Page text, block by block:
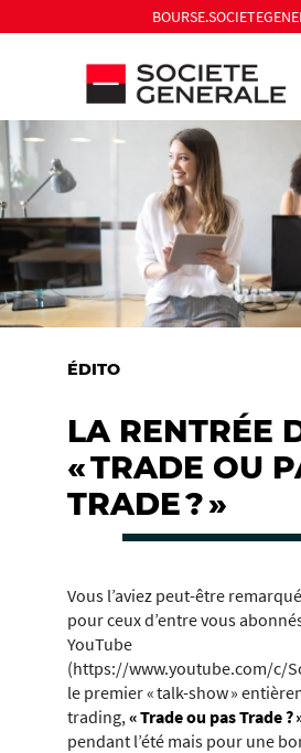
ÉDITO
LA RENTRÉE
« TRADE OU
TRADE ? »
Vous l’aviez peut-être
pour ceux d’entre vous
YouTube
(https://www.youtube.com/c/
le premier «talk-show»
trading,« Trade ou pas Trade ?
pendant l’été mais pour une